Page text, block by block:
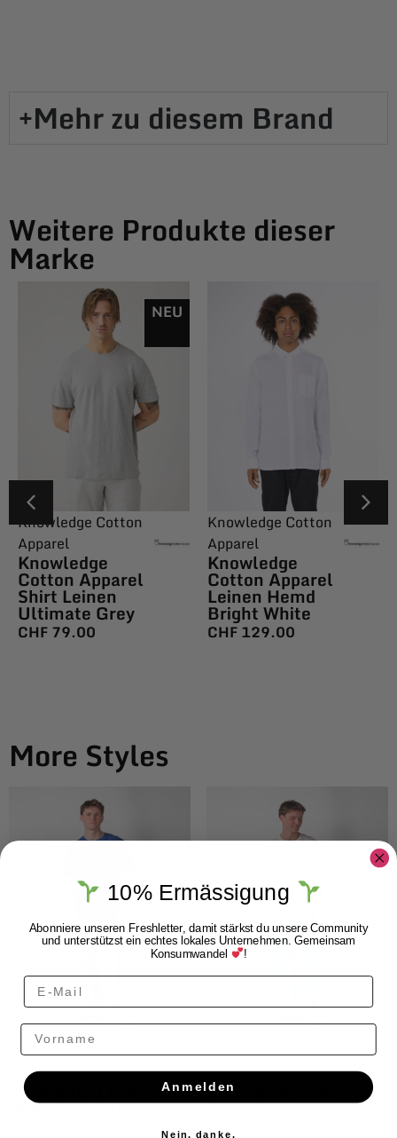
Mehr zu diesem Brand​
Weitere Produkte dieser
Marke
NEU
Knowledge Cotton
Apparel
Knowledge
Cotton Apparel
Shirt Leinen
Ultimate Grey
CHF 79.00
Knowledge Cotton
Apparel
Knowledge
Cotton Apparel
Leinen Hemd
Bright White
CHF129.00
More Styles
Klitmøller
Klitmøller Leon
Shirt Surf Blue
Klitmøller
Klitmøller Leon
Shirt Cream
10% Ermässigung
Abonniere unseren Freshletter, damit stärkst du unsere Community
und unterstützst ein echtes lokales Unternehmen. Gemeinsam
Konsumwandel !
Vorname
Anmelden
Nein, danke.